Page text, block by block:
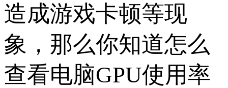
造成游戏卡顿等现
象，那么你知道怎么
查看电脑GPU使用率